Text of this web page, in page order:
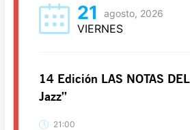
21 agosto, 2026
VIERNES
14 Edición LAS NOTAS
Jazz”
21:00